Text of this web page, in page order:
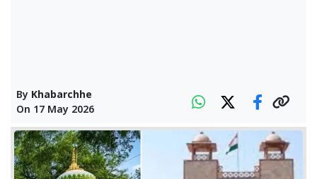
By Khabarchhe
On 17 May 2026